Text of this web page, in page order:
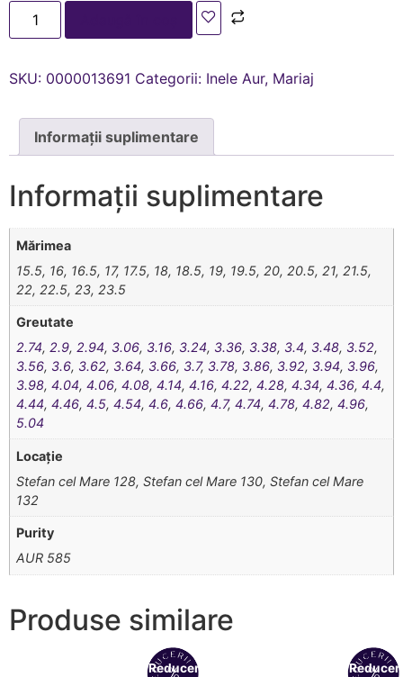
SKU: 0000013691 Categorii: Inele Aur, Mariaj
Informații suplimentare
Informații suplimentare
Mărimea
15.5, 16, 16.5, 17, 17.5, 18, 18.5, 19, 19.5, 20, 20.5, 21, 21.5,
22, 22.5, 23, 23.5
Greutate
2.74, 2.9, 2.94, 3.06, 3.16, 3.24, 3.36, 3.38, 3.4, 3.48, 3.52,
3.56, 3.6, 3.62, 3.64, 3.66, 3.7, 3.78, 3.86, 3.92, 3.94, 3.96,
3.98,4.04,4.06,4.08,4.14,4.16,4.22,4.28,4.34,4.36,4.4,
4.44,4.46,4.5,4.54,4.6,4.66,4.7,4.74,4.78,4.82,4.96,
5.04
Locație
Stefan cel Mare 128, Stefan cel Mare 130, Stefan cel Mare
132
Purity
AUR 585
Produse similare
Reduceri!